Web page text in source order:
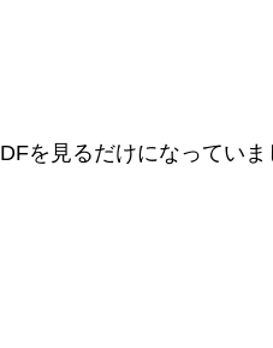
を見るだけになっていま